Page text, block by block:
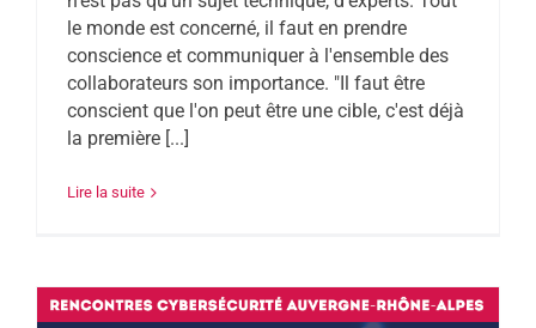
le monde est concerné, il faut en prendre
conscience et communiquer à l'ensemble des
collaborateurs son importance. "Il faut être
conscient que l'on peut être une cible, c'est déjà
la première [...]
Lire la suite